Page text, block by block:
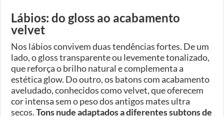
Lábios: do gloss ao acabamento
velvet
Nos lábios convivem duas tendências fortes. De um
lado, o gloss transparente ou levemente tonalizado,
que reforça o brilho natural e complementa a
estética glow. Do outro, os batons com acabamento
aveludado, conhecidos como velvet, que oferecem
cor intensa sem o peso dos antigos mates ultra
secos.Tons nude adaptados a diferentes subtons de